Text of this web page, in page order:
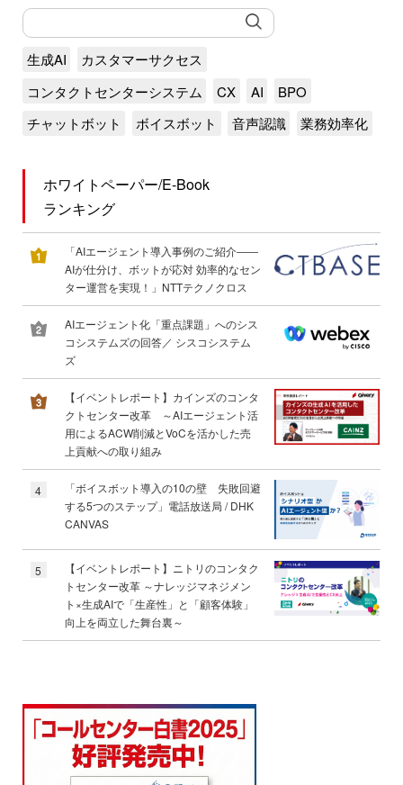
生成AI
カスタマーサクセス
コンタクトセンターシステム
CX AI
BPO
チャットボット
ボイスボット 音声認識 業務効率化
ホワイトペーパー/E-Book
ランキング
「AIエージェント導入事例のご紹介――
AIが仕分け、ボットが応対 効率的なセン
ター運営を実現！」NTTテクノクロス
AIエージェント化「重点課題」へのシス
コシステムズの回答／ シスコシステム
ズ
【イベントレポート】カインズのコンタ
クトセンター改革 ～AIエージェント活
用によるACW削減とVoCを活かした売
上貢献への取り組み
4
「ボイスボット導入の10の壁 失敗回避
する5つのステップ」電話放送局 / DHK
CANVAS
5
【イベントレポート】ニトリのコンタク
トセンター改革 ～ナレッジマネジメン
ト×生成AIで「生産性」と「顧客体験」
向上を両立した舞台裏～